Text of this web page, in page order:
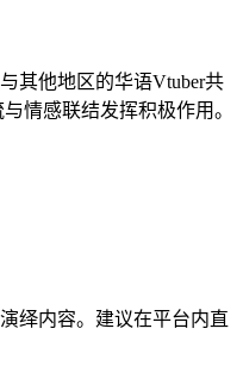
其他地区的华语Vtuber共
情感联结发挥积极作用。
绎内容。建议在平台内直